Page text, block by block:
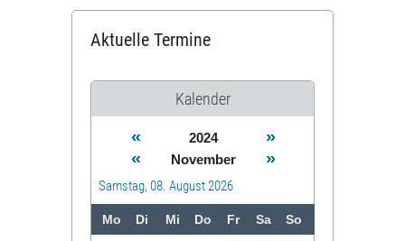
Aktuelle Termine
Kalender
« 2024
»
«
November »
Samstag, 08. August 2026
Mo Di Mi Do Fr Sa So